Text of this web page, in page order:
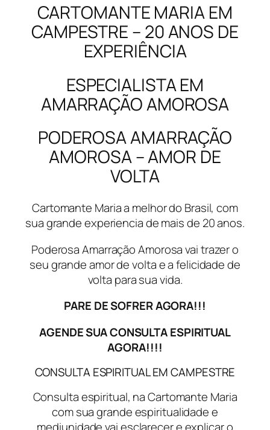
CARTOMANTE MARIA EM
CAMPESTRE – 20 ANOS DE
EXPERIÊNCIA
ESPECIALISTA EM
AMARRAÇÃO AMOROSA
PODEROSA AMARRAÇÃO
AMOROSA – AMOR DE
VOLTA
Cartomante Maria a melhor do Brasil, com
sua grande experiencia de mais de 20 anos.
Poderosa Amarração Amorosa vai trazer o
seu grande amor de volta e a felicidade de
volta para sua vida.
PARE DE SOFRER AGORA!!!
AGENDE SUA CONSULTA ESPIRITUAL
AGORA!!!!
CONSULTA ESPIRITUAL EM CAMPESTRE
Consulta espiritual, na Cartomante Maria
com sua grande espiritualidade e
mediunidade vai esclarecer e explicar o